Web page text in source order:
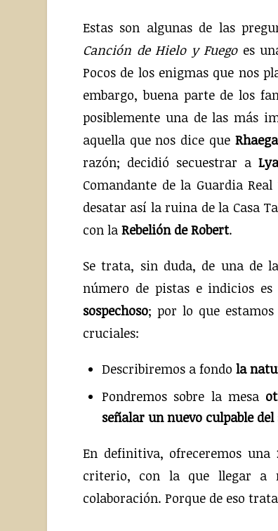
Estas son algunas de las
Canción de Hielo y Fuegoes
Pocos de los enigmas que nos
embargo, buena parte de los
posiblemente una de las más
aquella que nos dice que
razón; decidió secuestrar a
Comandante de la Guardia
desatar así la ruina de la Casa
con la Rebelión de Robert.
Se trata, sin duda, de una de
número de pistas e indicios es
sospechoso; por lo que
cruciales:
Describiremos a fondo la
Pondremos sobre la mesa
señalar un nuevo culpable
En definitiva, ofreceremos una
criterio, con la que llegar a
colaboración. Porque de eso